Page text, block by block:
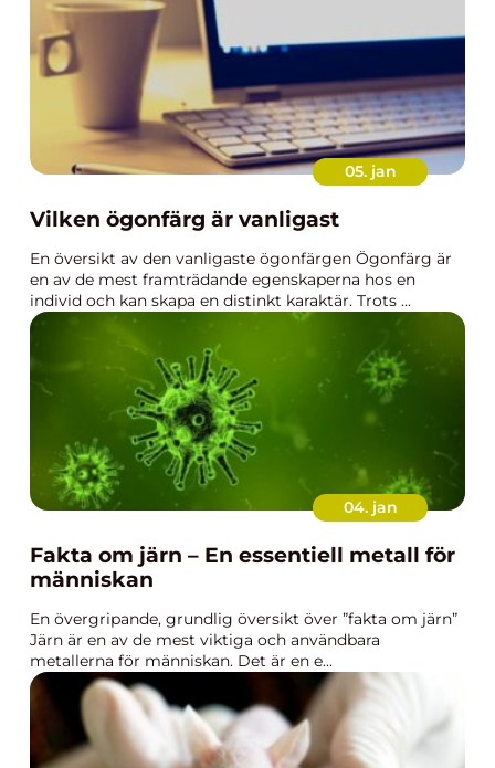
05. jan
Vilken ögonfärg är vanligast
En översikt av den vanligaste ögonfärgen Ögonfärg är
en av de mest framträdande egenskaperna hos en
individ och kan skapa en distinkt karaktär. Trots ...
04. jan
Fakta om järn – En essentiell metall för
människan
En övergripande, grundlig översikt över ”fakta om järn”
Järn är en av de mest viktiga och användbara
metallerna för människan. Det är en e...